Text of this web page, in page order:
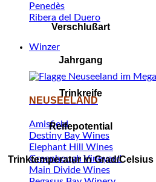
Penedès
Ribera del Duero
Winzer
NEUSEELAND
Amisfield
Destiny Bay Wines
Elephant Hill Wines
Greenhough Vineyard
Main Divide Wines
Verschlußart
Jahrgang
Trinkreife
Reifepotential
Trinktemperatur in Grad/Celsius